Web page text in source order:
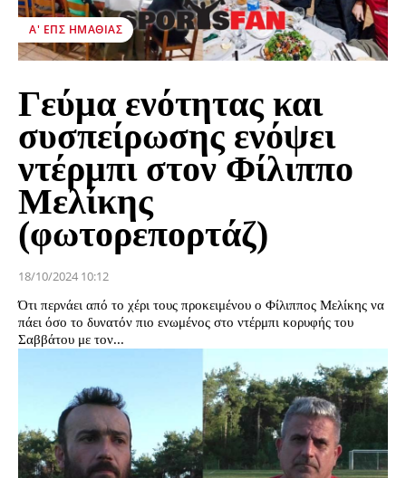
Α' ΕΠΣ ΗΜΑΘΊΑΣ
Γεύμα ενότητας και
συσπείρωσης ενόψει
ντέρμπι στον Φίλιππο
Μελίκης
(φωτορεπορτάζ)
18/10/2024 10:12
Ότι περνάει από το χέρι τους προκειμένου ο Φίλιππος Μελίκης να
πάει όσο το δυνατόν πιο ενωμένος στο ντέρμπι κορυφής του
Σαββάτου με τον...